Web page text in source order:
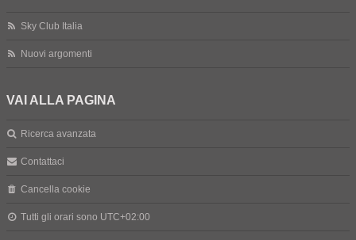
Sky Club Italia
Nuovi argomenti
VAI ALLA PAGINA
Ricerca avanzata
Contattaci
Cancella cookie
Tutti gli orari sono UTC+02:00